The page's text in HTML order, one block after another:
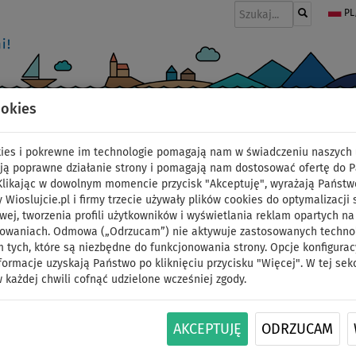
i pokrewne im technologie pomagają nam w świadczeniu naszych
poprawne działanie strony i pomagają nam dostosować ofertę do
w dowolnym momencie przycisk "Akceptuję", wyrażają
Wioslujcie.pl i firmy trzecie używały plików cookies do optymalizacji
tworzenia profili użytkowników i wyświetlania reklam opartych na
Odmowa („Odrzucam”) nie aktywuje zastosowanych
tych, które są niezbędne do funkcjonowania strony. Opcje
uzyskają Państwo po kliknięciu przycisku "Więcej". W tej
każdej chwili cofnąć udzielone wcześniej zgody.
AKCEPTUJĘ ODRZUCAM
Deska SUP AQUA
2025 - pompowany
zestaw kanoe
NASZ
WIOSŁO W
ZESTAWIE
OPCJA
DARMOWA